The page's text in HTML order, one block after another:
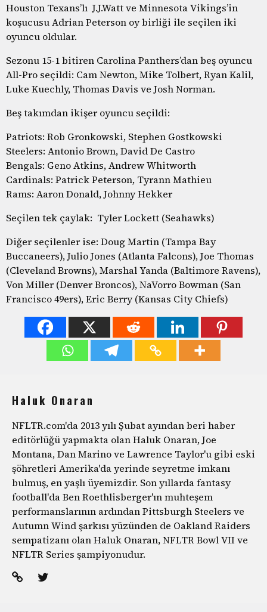
Houston Texans’lı J.J.Watt ve Minnesota Vikings’in
koşucusu Adrian Peterson oy birliği ile seçilen iki
oyuncu oldular.
Sezonu 15-1 bitiren Carolina Panthers’dan beş oyuncu
All-Pro seçildi: Cam Newton, Mike Tolbert, Ryan Kalil,
Luke Kuechly, Thomas Davis ve Josh Norman.
Beş takımdan ikişer oyuncu seçildi:
Patriots: Rob Gronkowski, Stephen Gostkowski
Steelers: Antonio Brown, David De Castro
Bengals: Geno Atkins, Andrew Whitworth
Cardinals: Patrick Peterson, Tyrann Mathieu
Rams: Aaron Donald, Johnny Hekker
Seçilen tek çaylak: Tyler Lockett (Seahawks)
Diğer seçilenler ise: Doug Martin (Tampa Bay
Buccaneers), Julio Jones (Atlanta Falcons), Joe Thomas
(Cleveland Browns), Marshal Yanda (Baltimore Ravens),
Von Miller (Denver Broncos), NaVorro Bowman (San
Francisco 49ers), Eric Berry (Kansas City Chiefs)
Haluk Onaran
NFLTR.com'da 2013 yılı Şubat ayından beri haber
editörlüğü yapmakta olan Haluk Onaran, Joe
Montana, Dan Marino ve Lawrence Taylor'u gibi eski
şöhretleri Amerika'da yerinde seyretme imkanı
bulmuş, en yaşlı üyemizdir. Son yıllarda fantasy
football'da Ben Roethlisberger'ın muhteşem
performanslarının ardından Pittsburgh Steelers ve
Autumn Wind şarkısı yüzünden de Oakland Raiders
sempatizanı olan Haluk Onaran, NFLTR Bowl VII ve
NFLTR Series şampiyonudur.